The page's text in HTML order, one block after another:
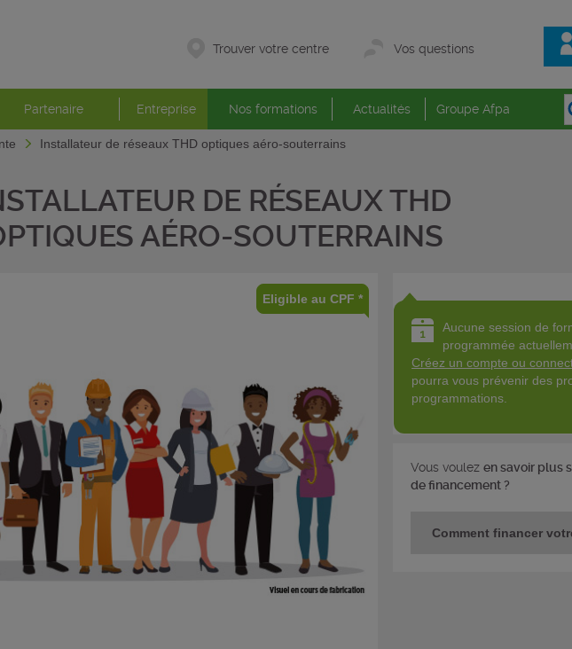
Trouver votre centre Vos questions
Partenaire Entreprise Nos formations Actualités Groupe Afpa
Installateur de réseaux THD optiques aéro-souterrains
DE RÉSEAUX THD
AÉRO-SOUTERRAINS
Eligible au CPF *
Aucune session de
programmée
Créez un compte ou
pourra vous prévenir des
programmations.
Vous voulezen savoir plus
de financement ?
Comment financer